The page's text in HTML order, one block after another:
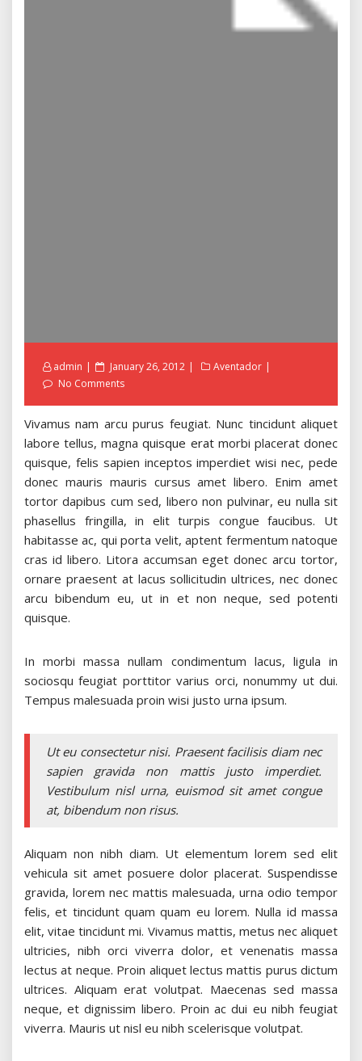
admin
Posted
on
January 26, 2012
Aventador
No Comments
Vivamus nam arcu purus feugiat. Nunc tincidunt aliquet
labore tellus, magnaquisque eratmorbi placerat donec
quisque, felis sapien inceptos imperdiet wisi nec, pede
donec mauris mauris cursus amet libero. Enim amet
tortor dapibus cum sed, libero non pulvinar, eu nulla sit
phasellus fringilla, in elit turpis congue faucibus. Ut
habitasse ac, qui porta velit, aptent fermentum natoque
cras id libero. Litora accumsan eget donec arcu tortor,
ornare praesent at lacus sollicitudin ultrices, nec donec
arcu bibendum eu, ut in et non neque, sed potenti
quisque.
In morbi massa nullam condimentum lacus, ligula in
sociosqu feugiat porttitor varius orci, nonummy ut dui.
Tempus malesuada proin wisi justo urna ipsum.
Ut eu consectetur nisi. Praesent facilisis diam nec
sapien gravida non mattis justo imperdiet.
Vestibulum nisl urna, euismod sit amet congue
at, bibendum non risus.
Aliquam non nibh diam. Ut elementum lorem sed elit
vehicula sit amet posuere dolor placerat. Suspendisse
gravida, lorem nec mattis malesuada, urna odio tempor
felis, et tincidunt quam quam eu lorem. Nulla id massa
elit, vitae tincidunt mi. Vivamus mattis, metus nec aliquet
ultricies, nibh orci viverra dolor, et venenatis massa
lectus at neque. Proin aliquet lectus mattis purus dictum
ultrices. Aliquam erat volutpat. Maecenas sed massa
neque, et dignissim libero. Proin ac dui eu nibh feugiat
viverra. Mauris ut nisl eu nibh scelerisque volutpat.